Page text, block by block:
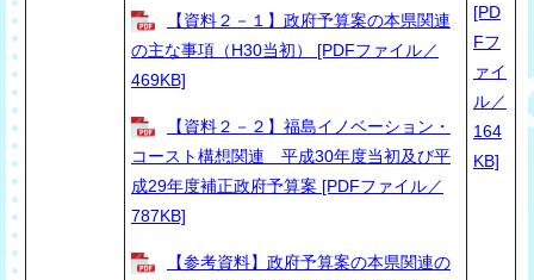
【資料２－１】政府予算案の本県関連
の主な事項（H30当初） [PDFファイル／
469KB]
【資料２－２】福島イノベーション・
コースト構想関連 平成30年度当初及び平
成29年度補正政府予算案 [PDFファイル／
787KB]
【参考資料】政府予算案の本県関連の
[PD
Fフ
ァイ
ル／
164
KB]